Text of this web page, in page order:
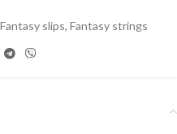
Fantasy slips, Fantasy strings